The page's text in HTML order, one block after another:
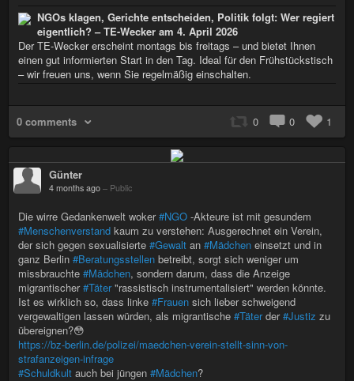
NGOs klagen, Gerichte entscheiden, Politik folgt: Wer regiert
eigentlich? – TE-Wecker am 4. April 2026
Der TE-Wecker erscheint montags bis freitags – und bietet Ihnen
einen gut informierten Start in den Tag. Ideal für den Frühstückstisch
– wir freuen uns, wenn Sie regelmäßig einschalten.
0 comments 0 0 1
Günter
4 months ago – Public
Die wirre Gedankenwelt woker#NGO -Akteure ist mit gesundem
#Menschenverstand kaum zu verstehen: Ausgerechnet ein Verein,
der sich gegen sexualisierte #Gewalt an #Mädchen einsetzt und in
ganz Berlin #Beratungsstellen betreibt, sorgt sich weniger um
missbrauchte #Mädchen, sondern darum, dass die Anzeige
migrantischer#Täter"rassistisch instrumentalisiert" werden könnte.
Ist es wirklich so, dass linke #Frauen sich lieber schweigend
vergewaltigen lassen würden, als migrantische #Täterder#Justiz zu
übereignen?😳
https://bz-berlin.de/polizei/maedchen-verein-stellt-sinn-von-
strafanzeigen-infrage
#Schuldkult auch bei jüngen #Mädchen?